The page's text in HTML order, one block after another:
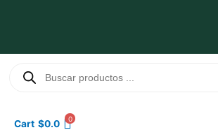
productos
Cart $0.0 0